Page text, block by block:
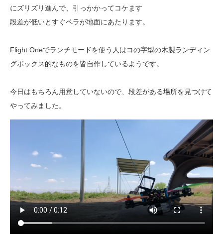
にズリズリ進んで、引っかかってコケます
段差が低いとすぐペラが地面にあたります。
Flight Oneでランチモードを使う人はコの字型の木製ランディン
グボックス的なものを皆自作しているようです。
今日はもちろん用意していないので、段差がある場所を見つけて
やってみました。